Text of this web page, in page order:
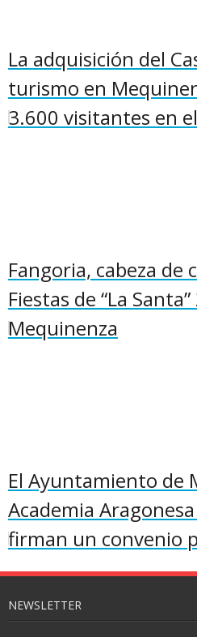
La adquisición del
turismo en
3.600 visitantes en
Fangoria, cabeza de
Fiestas de “La
Mequinenza
El Ayuntamiento de
Academia
firman un convenio
NEWSLETTER